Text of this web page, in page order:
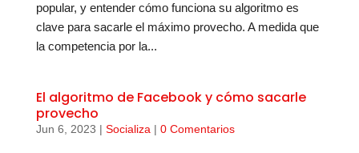
popular, y entender cómo funciona su algoritmo es
clave para sacarle el máximo provecho. A medida que
la competencia por la...
El algoritmo de Facebook y cómo sacarle
provecho
Jun 6, 2023 | Socializa | 0 Comentarios